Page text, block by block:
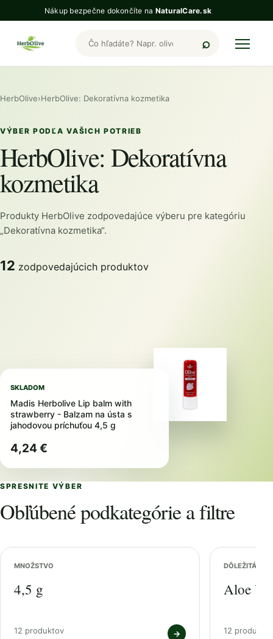
Nákup bezpečne dokončíte na NaturalCare.sk
Hľadať produkty HerbOlive
HerbOlive›HerbOlive: Dekoratívna kozmetika
VÝBER PODĽA VAŠICH POTRIEB
HerbOlive: Dekoratívna
kozmetika
Produkty HerbOlive zodpovedajúce výberu pre kategóriu
„Dekoratívna kozmetika“.
12 zodpovedajúcich produktov
SKLADOM
Madis Herbolive Lip balm with
strawberry - Balzam na ústa s
jahodovou príchuťou 4,5 g
4,24 €
SPRESNITE VÝBER
Obľúbené podkategórie a filtre
MNOŽSTVO
4,5 g
12 produktov →
DÔLEŽITÁ
Aloe
12 produktov